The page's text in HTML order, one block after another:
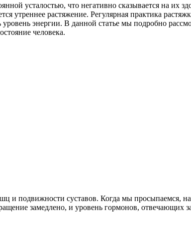
усталостью, что негативно сказывается на их
растяжение. Регулярная практика
энергии. В данной статье мы подробно
человека.
подвижности суставов. Когда мы просыпаемся,
замедлено, и уровень гормонов, отвечающих за